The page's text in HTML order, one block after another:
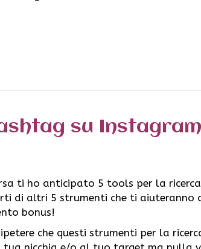
su Instagram
ti ho anticipato 5 tools per la
di altri 5 strumenti che ti aiuteranno
bonus!
che questi strumenti per la